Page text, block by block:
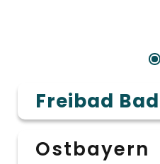
Freibad
Ostbayern